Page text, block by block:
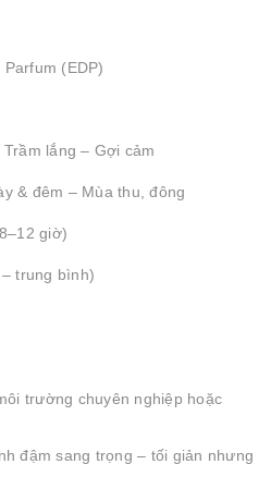
Parfum (EDP)
lắng – Gợi cảm
& đêm – Mùa thu, đông
giờ)
trung bình)
trường chuyên nghiệp hoặc
đậm sang trọng – tối giản nhưng